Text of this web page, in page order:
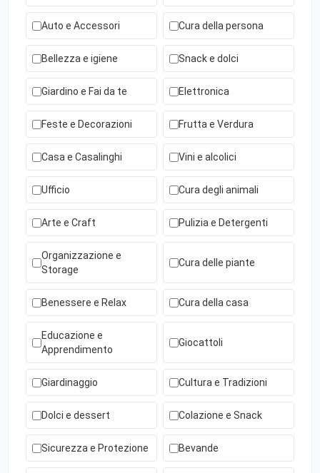
Auto e Accessori Cura della persona
Bellezza e igiene Snack e dolci
Giardino e Fai da te Elettronica
Feste e Decorazioni Frutta e Verdura
Casa e Casalinghi Vini e alcolici
Ufficio Cura degli animali
Arte e Craft Pulizia e Detergenti
Organizzazione e
Storage
Cura delle piante
Benessere e Relax Cura della casa
Educazione e
Apprendimento
Giocattoli
Giardinaggio Cultura e Tradizioni
Dolci e dessert Colazione e Snack
Sicurezza e Protezione Bevande